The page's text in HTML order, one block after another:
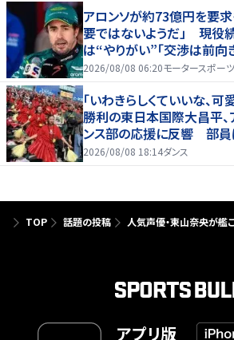
アロンソが約73億円を要
要ではないようだ」 現役
は“やりがい”「交渉は前向
2026/08/08 06:20モータースポーツ
「いわきらしくていいな、可
勝利の東日本国際大昌平、
ンス部の応援に反響 部員
るよう」
2026/08/08 18:14ダンス
TOP 話題の投稿 人気声優・東山奈央が艦
アプリ版